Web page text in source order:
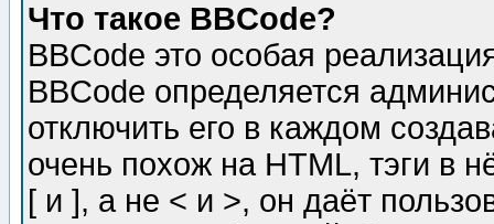
Что такое BBCode?
BBCode это особая
BBCode определяется
отключить его в каждом
очень похож на HTML, тэги в
[ и ], а не < и >, он даёт